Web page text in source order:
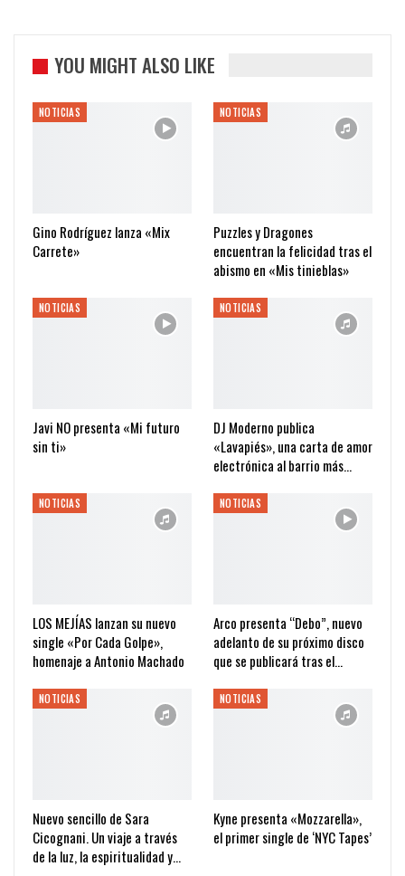
YOU MIGHT ALSO LIKE
NOTICIAS
Gino Rodríguez lanza «Mix
Carrete»
NOTICIAS
Puzzles y Dragones
encuentran la felicidad tras el
abismo en «Mis tinieblas»
NOTICIAS
Javi NO presenta «Mi futuro
sin ti»
NOTICIAS
DJ Moderno publica
«Lavapiés», una carta de amor
electrónica al barrio más…
NOTICIAS
LOS MEJÍAS lanzan su nuevo
single «Por Cada Golpe»,
homenaje a Antonio Machado
NOTICIAS
Arco presenta “Debo”, nuevo
adelanto de su próximo disco
que se publicará tras el…
NOTICIAS
Nuevo sencillo de Sara
Cicognani. Un viaje a través
de la luz, la espiritualidad y…
NOTICIAS
Kyne presenta «Mozzarella»,
el primer single de ‘NYC Tapes’